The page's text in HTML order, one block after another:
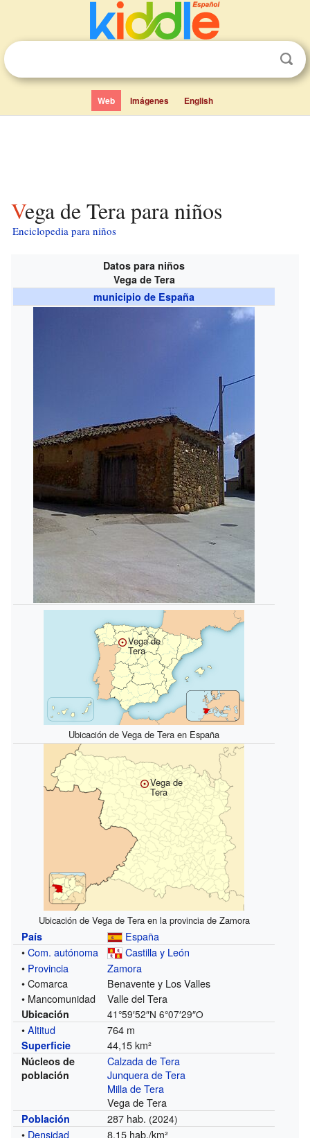
Web Imágenes English
Vega de Tera para niños
Enciclopedia para niños
Datos para niños
Vega de Tera
municipio de España
Vega de
Tera
Ubicación de Vega de Tera en España
Vega de
Tera
Ubicación de Vega de Tera en la provincia de Zamora
País
España
•Com. autónoma
Castilla y León
• Provincia
Zamora
• Comarca
Benavente y Los Valles
• Mancomunidad
Valle del Tera
Ubicación 41°59′52″N 6°07′29″O
•Altitud 764 m
Superficie 44,15 km²
Núcleos de
población
Calzada de Tera
Junquera de Tera
Milla de Tera
Vega de Tera
Población 287 hab. (2024)
• Densidad 8,15 hab./km²